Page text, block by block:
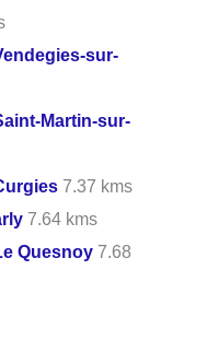
sur-
Martin-sur-
7.37 kms
7.64 kms
Quesnoy 7.68